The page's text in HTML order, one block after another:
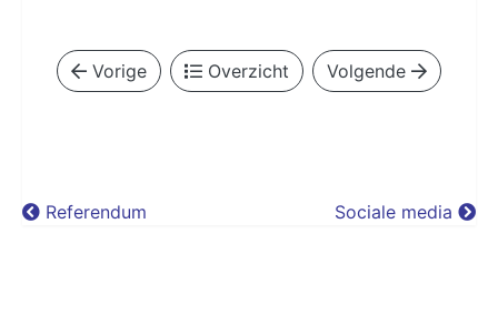
Vorige Overzicht Volgende
Referendum Sociale media